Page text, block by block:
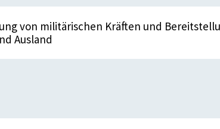
von militärischen Kräften und
Ausland